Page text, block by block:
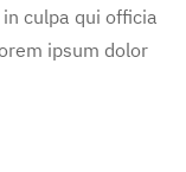
culpa qui officia
ipsum dolor